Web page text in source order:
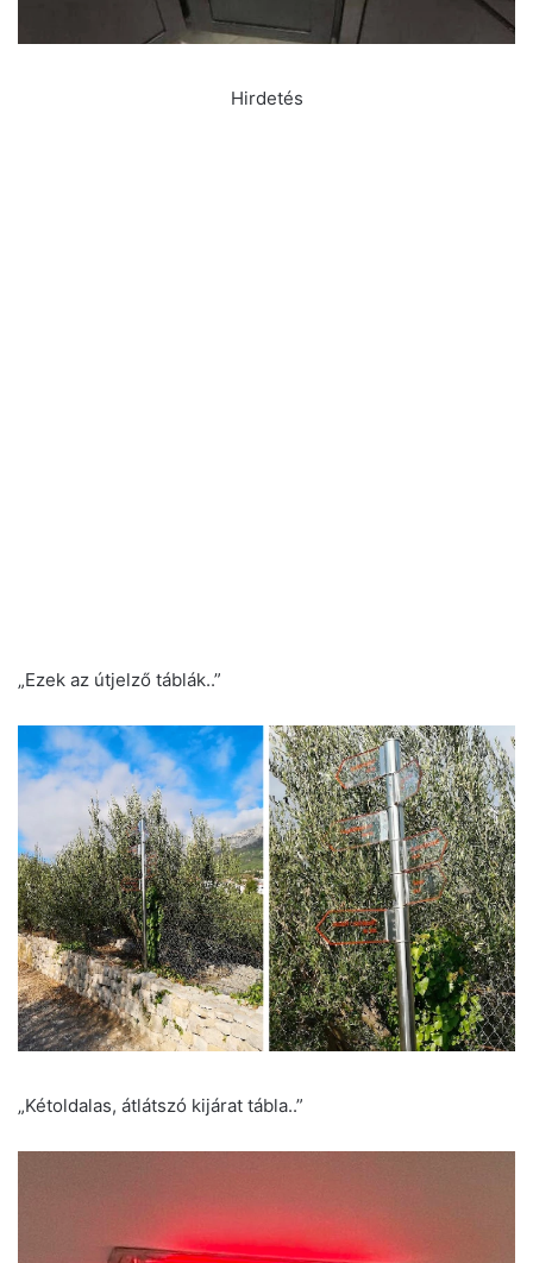
Hirdetés
„Ezek az útjelző táblák..”
„Kétoldalas, átlátszó kijárat tábla..”